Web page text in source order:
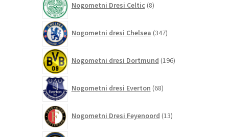
Nogometni Dresi Celtic 8izdelkov
Nogometni dresi Chelsea 347izdelkov
Nogometni dresi Dortmund 196izdelkov
Nogometni dresi Everton 68izdelkov
Nogometni Dresi Feyenoord 13izdelkov